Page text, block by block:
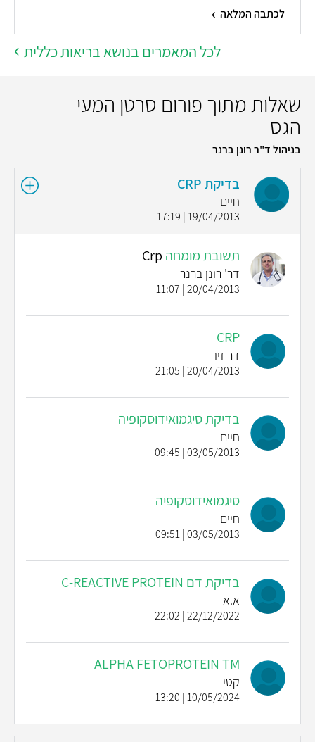
לכתבה המלאה
לכל המאמרים בנושא בריאות כללית
שאלות מתוך פורום סרטן המעי
הגס
בניהול ד"ר רונן ברנר
בדיקת CRP
חיים
19/04/2013 | 17:19
תשובת מומחה Crp
דר' רונן ברנר
20/04/2013 | 11:07
CRP
דר זיו
20/04/2013 | 21:05
בדיקת סיגמואידוסקופיה
חיים
03/05/2013 | 09:45
סיגמואידוסקופיה
חיים
03/05/2013 | 09:51
בדיקת דם C-REACTIVE PROTEIN
א.א
22/12/2022 | 22:02
ALPHA FETOPROTEIN TM
קטי
10/05/2024 | 13:20